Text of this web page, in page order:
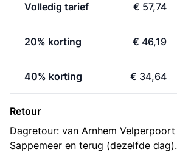
Volledig tarief € 57,74
20% korting € 46,19
40% korting € 34,64
Retour
Dagretour: van Arnhem
Sappemeer en terug (dezelfde dag).